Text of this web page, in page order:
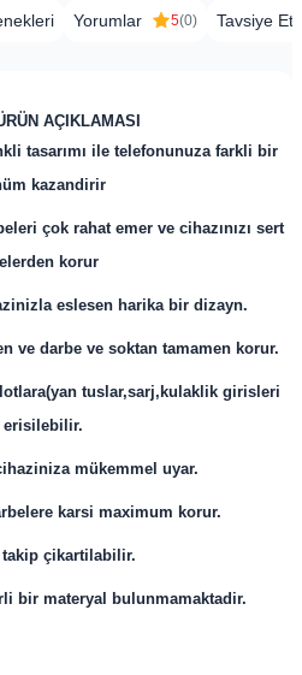
Yorumlar 5(0) Tavsiye Et
AÇIKLAMASI
tasarımı ile telefonunuza farkli bir
kazandirir
çok rahat emer ve cihazınızı sert
korur
eslesen harika bir dizayn.
ve darbe ve soktan tamamen korur.
tuslar,sarj,kulaklik girisleri
erisilebilir.
mükemmel uyar.
karsi maximum korur.
takip çikartilabilir.
bir materyal bulunmamaktadir.